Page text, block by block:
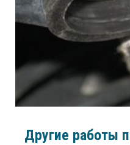
Другие работы